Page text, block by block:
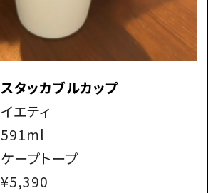
スタッカブルカップ
イエティ
591ml
ケープトープ
¥5,390